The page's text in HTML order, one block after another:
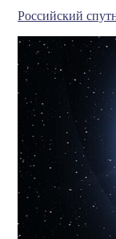
Российский